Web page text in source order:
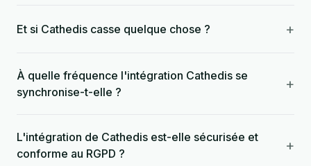
Et si Cathedis casse quelque chose ? +
À quelle fréquence l'intégration Cathedis se
synchronise-t-elle ?
+
L'intégration de Cathedis est-elle sécurisée et
conforme au RGPD ?
+